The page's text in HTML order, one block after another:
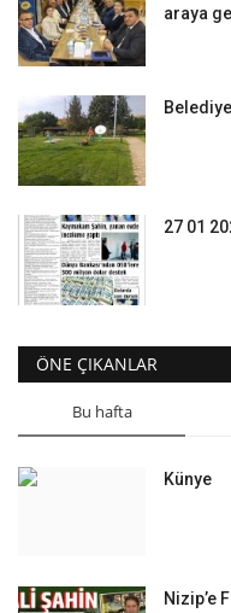
araya
27 01
ÖNE ÇIKANLAR
Bu hafta
Künye
Nizip’e